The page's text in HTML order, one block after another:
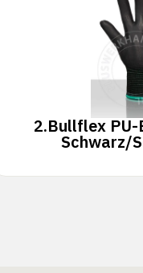
2.Bullflex PU-
Schwarz/